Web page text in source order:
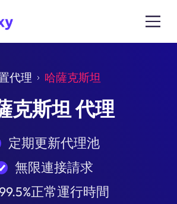
代理 哈薩克斯坦
克斯坦 代理
定期更新代理池
無限連接請求
99.5%正常運行時間